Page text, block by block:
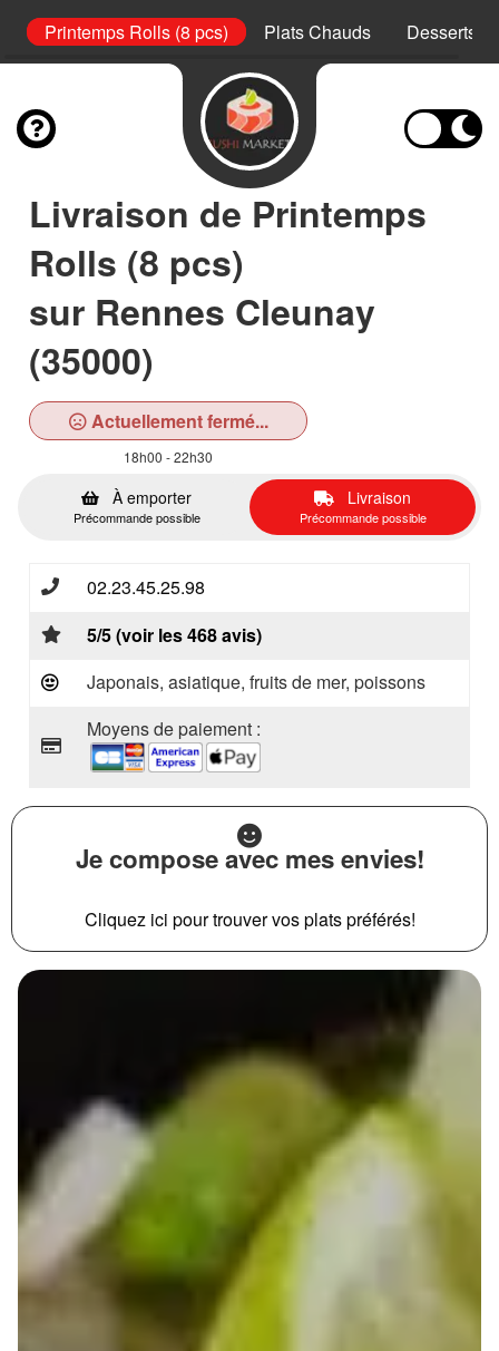
Printemps Rolls (8 pcs) Plats Chauds Desserts
Livraison de Printemps
Rolls (8 pcs)
sur Rennes Cleunay
(35000)
Actuellement fermé...
18h00 - 22h30
À emporter
Précommande possible
Livraison
Précommande possible
02.23.45.25.98
5/5 (voir les 468 avis)
Japonais, asiatique, fruits de mer, poissons
Moyens de paiement :
Je compose avec mes envies!
Cliquez ici pour trouver vos plats préférés!